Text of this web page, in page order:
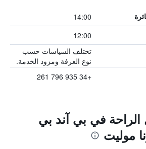
14:00
12:00
تختلف السياسات حسب
نوع الغرفة ومزود الخدمة.
+34 935 796 261
الراحة في بي آند بي
موليت